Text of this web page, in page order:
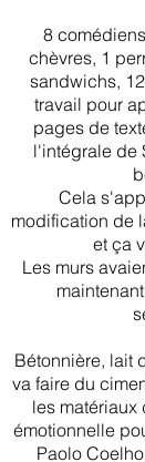
8
chèvres, 1
sandwichs,
travail pour
pages de
l'intégrale de
Cela
modification de
et ça
Les murs
Bétonnière, lait
va faire du
les
émotionnelle
Paolo